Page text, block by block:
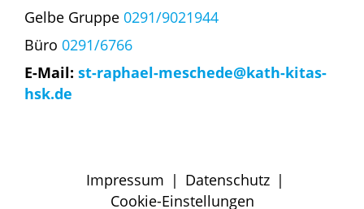
Gelbe Gruppe 0291/9021944
Büro 0291/6766
E-Mail: st-raphael-meschede@kath-kitas-
hsk.de
Impressum | Datenschutz |
Cookie-Einstellungen